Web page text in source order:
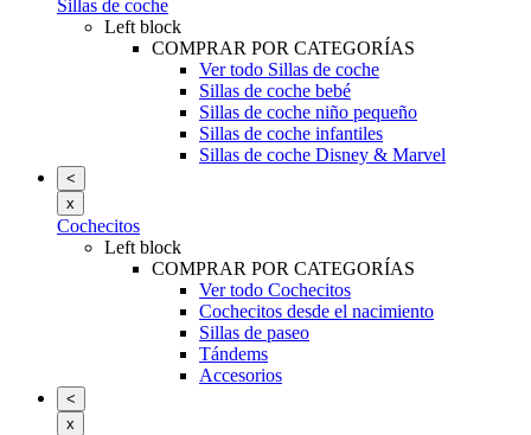
Sillas de coche
Left block
COMPRAR POR CATEGORÍAS
Ver todo Sillas de coche
Sillas de coche bebé
Sillas de coche niño pequeño
Sillas de coche infantiles
Sillas de coche Disney & Marvel
<
x
Cochecitos
Left block
COMPRAR POR CATEGORÍAS
Ver todo Cochecitos
Cochecitos desde el nacimiento
Sillas de paseo
Tándems
Accesorios
<
x